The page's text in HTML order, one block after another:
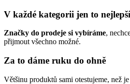
V každé kategorii jen to nejlepší
Značky do prodeje si vybíráme,
přijmout všechno možné.
Za to dáme ruku do ohně
Většinu produktů sami otestujeme, než